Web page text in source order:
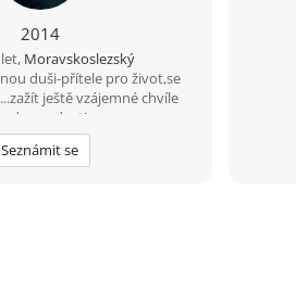
2014
Moravskoslezský
duši-přítele pro život,se
ještě vzájemné chvíle
a radosti.....
Seznámit se